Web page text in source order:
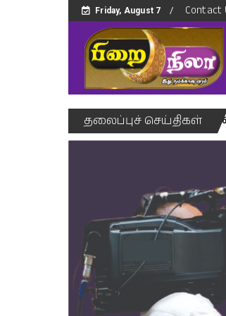
Friday, August 7 Contact
தலைப்புச் செய்திகள்
2030 இன் இலக்கு? மாணவர்களின்